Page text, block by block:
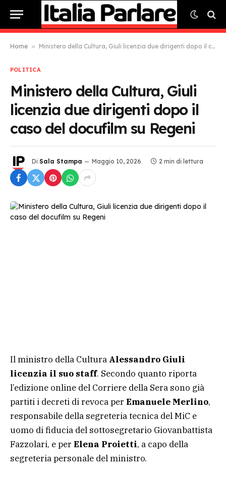
Home » Ministero della Cultura, Giuli licenzia due dirigenti dopo il caso del docufilm su Regeni
POLITICA
Ministero della Cultura, Giuli
licenzia due dirigenti dopo il
caso del docufilm su Regeni
Di Sala Stampa Maggio 10, 2026 2 min di lettura
Il ministro della Cultura Alessandro Giuli
licenzia il suo staff. Secondo quanto riporta
l’edizione online del Corriere della Sera sono già
partiti i decreti di revoca per Emanuele Merlino,
responsabile della segreteria tecnica del MiC e
uomo di fiducia del sottosegretario Giovanbattista
Fazzolari, e per Elena Proietti, a capo della
segreteria personale del ministro.